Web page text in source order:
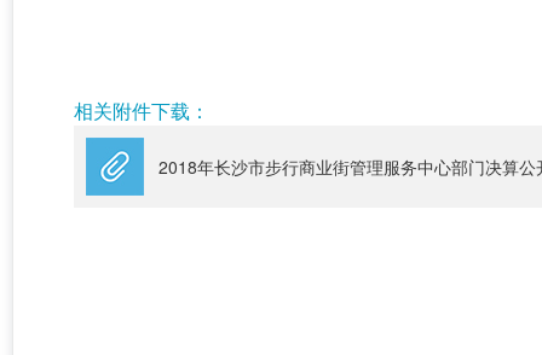
相关附件下载：
2018年长沙市步行商业街管理服务中心部门决算公